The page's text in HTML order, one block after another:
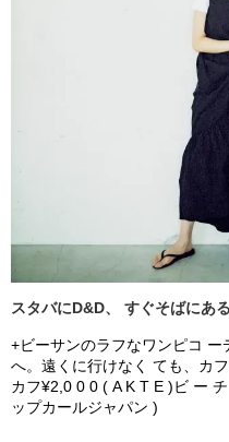
スタバにD&D、 すぐそばにあ
+ビーサンのラフなワンピコ
へ。遠くに行けなく ても、カ
カフ¥2,0 0 0 ( A K T E )ビ ー
ップカールジャパン )